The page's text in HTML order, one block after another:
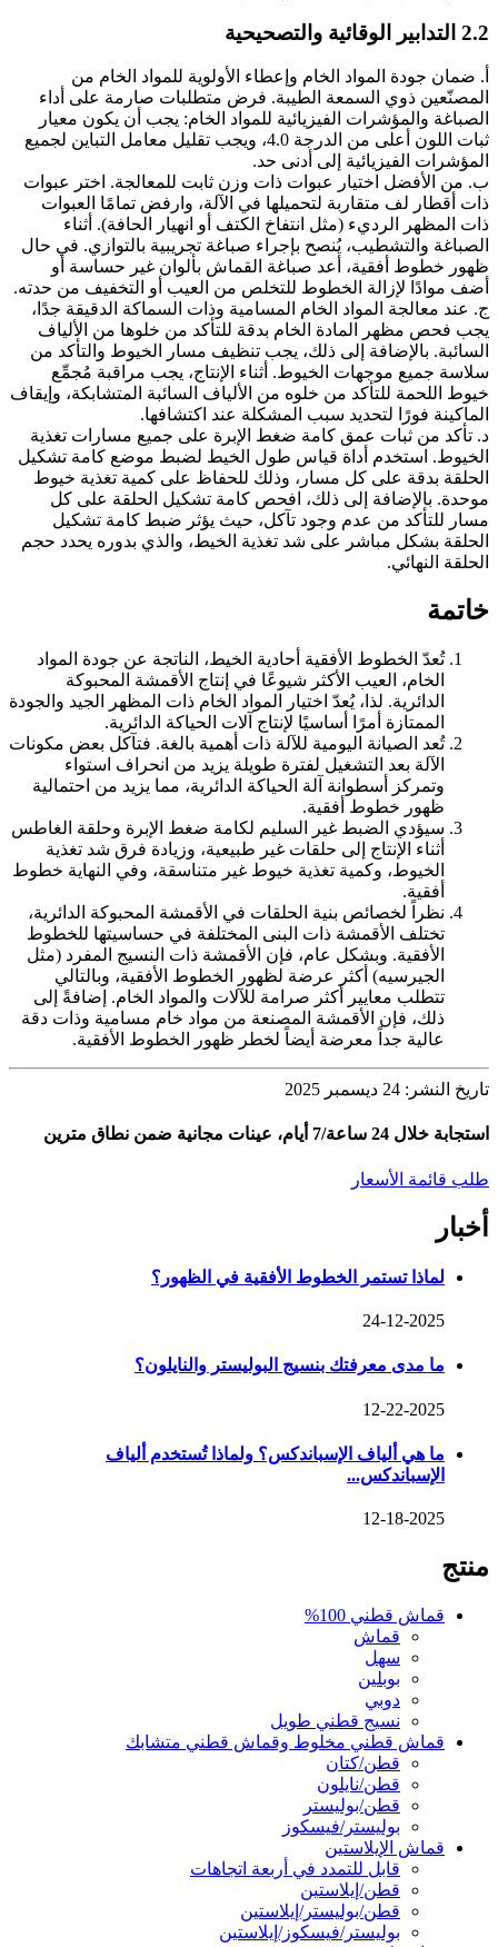
2.2 التدابير الوقائية والتصحيحية
أ. ضمان جودة المواد الخام وإعطاء الأولوية للمواد الخام من
المصنّعين ذوي السمعة الطيبة. فرض متطلبات صارمة على أداء
الصباغة والمؤشرات الفيزيائية للمواد الخام: يجب أن يكون معيار
ثبات اللون أعلى من الدرجة 4.0، ويجب تقليل معامل التباين لجميع
المؤشرات الفيزيائية إلى أدنى حد.
ب. من الأفضل اختيار عبوات ذات وزن ثابت للمعالجة. اختر عبوات
ذات أقطار لف متقاربة لتحميلها في الآلة، وارفض تمامًا العبوات
ذات المظهر الرديء (مثل انتفاخ الكتف أو انهيار الحافة). أثناء
الصباغة والتشطيب، يُنصح بإجراء صباغة تجريبية بالتوازي. في حال
ظهور خطوط أفقية، أعد صباغة القماش بألوان غير حساسة أو
أضف موادًا لإزالة الخطوط للتخلص من العيب أو التخفيف من حدته.
ج. عند معالجة المواد الخام المسامية وذات السماكة الدقيقة جدًا،
يجب فحص مظهر المادة الخام بدقة للتأكد من خلوها من الألياف
السائبة. بالإضافة إلى ذلك، يجب تنظيف مسار الخيوط والتأكد من
سلاسة جميع موجهات الخيوط. أثناء الإنتاج، يجب مراقبة مُجمِّع
خيوط اللحمة للتأكد من خلوه من الألياف السائبة المتشابكة، وإيقاف
الماكينة فورًا لتحديد سبب المشكلة عند اكتشافها.
د. تأكد من ثبات عمق كامة ضغط الإبرة على جميع مسارات تغذية
الخيوط. استخدم أداة قياس طول الخيط لضبط موضع كامة تشكيل
الحلقة بدقة على كل مسار، وذلك للحفاظ على كمية تغذية خيوط
موحدة. بالإضافة إلى ذلك، افحص كامة تشكيل الحلقة على كل
مسار للتأكد من عدم وجود تآكل، حيث يؤثر ضبط كامة تشكيل
الحلقة بشكل مباشر على شد تغذية الخيط، والذي بدوره يحدد حجم
الحلقة النهائي.
خاتمة
تُعدّ الخطوط الأفقية أحادية الخيط، الناتجة عن جودة المواد
الخام، العيب الأكثر شيوعًا في إنتاج الأقمشة المحبوكة
الدائرية. لذا، يُعدّ اختيار المواد الخام ذات المظهر الجيد والجودة
الممتازة أمرًا أساسيًا لإنتاج آلات الحياكة الدائرية.
تُعد الصيانة اليومية للآلة ذات أهمية بالغة. فتآكل بعض مكونات
الآلة بعد التشغيل لفترة طويلة يزيد من انحراف استواء
وتمركز أسطوانة آلة الحياكة الدائرية، مما يزيد من احتمالية
ظهور خطوط أفقية.
سيؤدي الضبط غير السليم لكامة ضغط الإبرة وحلقة الغاطس
أثناء الإنتاج إلى حلقات غير طبيعية، وزيادة فرق شد تغذية
الخيوط، وكمية تغذية خيوط غير متناسقة، وفي النهاية خطوط
أفقية.
نظراً لخصائص بنية الحلقات في الأقمشة المحبوكة الدائرية،
تختلف الأقمشة ذات البنى المختلفة في حساسيتها للخطوط
الأفقية. وبشكل عام، فإن الأقمشة ذات النسيج المفرد (مثل
الجيرسيه) أكثر عرضة لظهور الخطوط الأفقية، وبالتالي
تتطلب معايير أكثر صرامة للآلات والمواد الخام. إضافةً إلى
ذلك، فإن الأقمشة المصنعة من مواد خام مسامية وذات دقة
عالية جداً معرضة أيضاً لخطر ظهور الخطوط الأفقية.
تاريخ النشر: 24 ديسمبر 2025
استجابة خلال 24 ساعة/7 أيام، عينات مجانية ضمن نطاق مترين
طلب قائمة الأسعار
أخبار
لماذا تستمر الخطوط الأفقية في الظهور؟
24-12-2025
ما مدى معرفتك بنسيج البوليستر والنايلون؟
12-22-2025
ما هي ألياف الإسباندكس؟ ولماذا تُستخدم ألياف
الإسباندكس...
12-18-2025
منتج
قماش قطني 100%
قماش
سهل
بوبلين
دوبي
نسيج قطني طويل
قماش قطني مخلوط وقماش قطني متشابك
قطن/كتان
قطن/نايلون
قطن/بوليستر
بوليستر/فيسكوز
قماش الإيلاستين
قابل للتمدد في أربعة اتجاهات
قطن/إيلاستين
قطن/بوليستر/إيلاستين
بوليستر/فيسكوز/إيلاستين